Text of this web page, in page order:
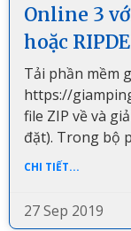
Online 3
hoặc
Tải phần mềm
https://
file ZIP về và
đặt). Trong bộ
CHI TIẾT...
27 Sep 2019